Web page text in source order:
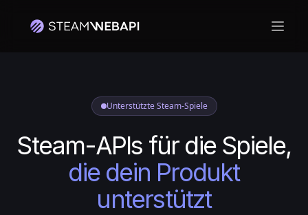
Unterstützte Steam-Spiele
Steam-APIs für die Spiele,
die dein Produkt
unterstützt